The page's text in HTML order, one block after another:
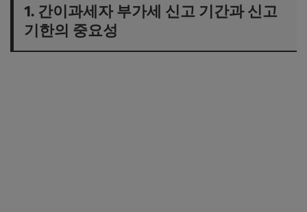
1. 간이과세자 부가세 신고 기간과 신고
기한의 중요성